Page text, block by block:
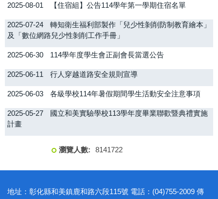
2025-08-01 【住宿組】公告114學年第一學期住宿名單
2025-07-24
轉知衛生福利部製作「兒少性剝削防制教育繪本」
及「數位網路兒少性剝削工作手冊」
2025-06-30 114學年度學生會正副會長當選公告
2025-06-11 行人穿越道路安全規則宣導
2025-06-03 各級學校114年暑假期間學生活動安全注意事項
2025-05-27
國立和美實驗學校113學年度畢業聯歡暨典禮實施
計畫
8141722
地址：彰化縣和美鎮鹿和路六段115號 電話：(04)755-2009 傳